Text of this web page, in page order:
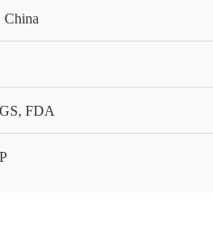
China
FDA